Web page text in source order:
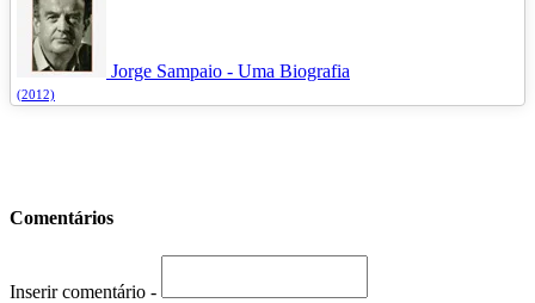
Jorge Sampaio - Uma Biografia
(2012)
Comentários
Inserir comentário -